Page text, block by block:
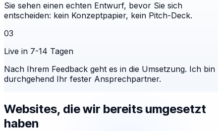
Sie sehen einen echten Entwurf, bevor Sie sich
entscheiden: kein Konzeptpapier, kein Pitch-Deck.
03
Live in 7-14 Tagen
Nach Ihrem Feedback geht es in die Umsetzung. Ich bin
durchgehend Ihr fester Ansprechpartner.
Websites, die wir bereits umgesetzt
haben